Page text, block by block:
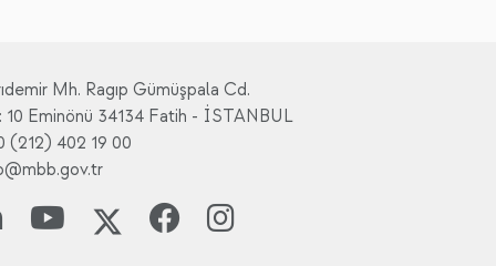
Mh. Ragıp Gümüşpala Cd.
10 Eminönü 34134 Fatih - İSTANBUL
(212) 402 19 00